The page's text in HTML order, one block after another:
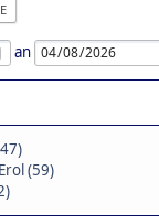
an
Erol (59)